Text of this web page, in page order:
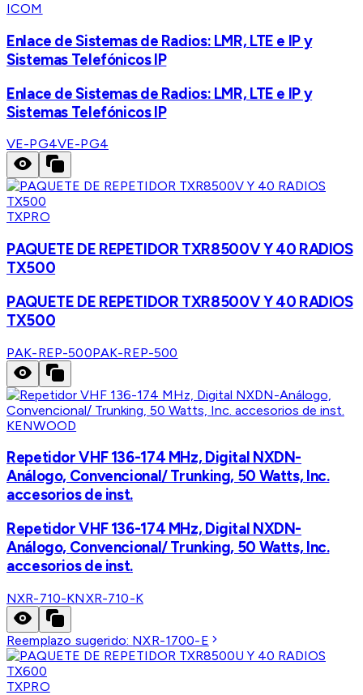
ICOM
Enlace de Sistemas de Radios: LMR, LTE e IP y
Sistemas Telefónicos IP
Enlace de Sistemas de Radios: LMR, LTE e IP y
Sistemas Telefónicos IP
VE-PG4VE-PG4
TXPRO
PAQUETE DE REPETIDOR TXR8500V Y 40 RADIOS
TX500
PAQUETE DE REPETIDOR TXR8500V Y 40 RADIOS
TX500
PAK-REP-500PAK-REP-500
KENWOOD
Repetidor VHF 136-174 MHz, Digital NXDN-
Análogo, Convencional/ Trunking, 50 Watts, Inc.
accesorios de inst.
Repetidor VHF 136-174 MHz, Digital NXDN-
Análogo, Convencional/ Trunking, 50 Watts, Inc.
accesorios de inst.
NXR-710-KNXR-710-K
Reemplazo sugerido: NXR-1700-E
TXPRO